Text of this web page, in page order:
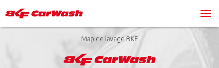
Map de lavage BKF